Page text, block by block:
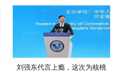
刘强东代言上瘾，这次为核桃